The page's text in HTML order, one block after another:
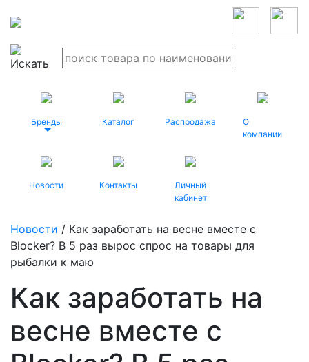
Бренды Каталог Распродажа
О
компании
Новости Контакты
Личный
кабинет
Новости / Как заработать на весне вместе с
Blocker? В 5 раз вырос спрос на товары для
рыбалки к маю
Как заработать на
весне вместе с